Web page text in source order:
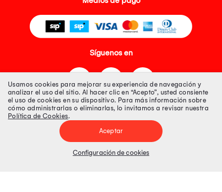
Síguenos en
Tienda 100% Segura
Tiendas Peruanas S.A. R.U.C. Nº 20493020618. Todos los derechos
Precios disponibles solo en www.oechsle.pe. Precios online publicados
Usamos cookies para mejorar su experiencia de navegación y
analizar el uso del sitio. Al hacer clic en “Acepto”, usted consiente
el uso de cookies en su dispositivo. Para más información sobre
cómo administrarlas o eliminarlas, lo invitamos a revisar nuestra
Política de Cookies.
Aceptar
Configuración de cookies